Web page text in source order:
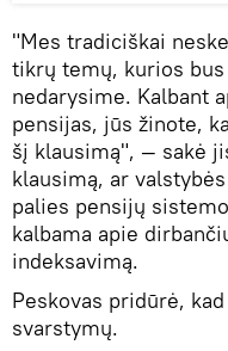
"Mes tradiciškai
tikrų temų, kurios
nedarysime. Kalbant
pensijas, jūs žinote,
šį klausimą", — sakė
klausimą, ar
palies pensijų
kalbama apie
indeksavimą.
Peskovas pridūrė,
svarstymų.